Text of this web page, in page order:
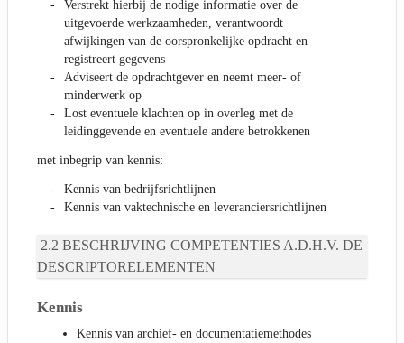
Verstrekt hierbij de nodige informatie over de
uitgevoerde werkzaamheden, verantwoordt
afwijkingen van de oorspronkelijke opdracht en
registreert gegevens
Adviseert de opdrachtgever en neemt meer- of
minderwerk op
Lost eventuele klachten op in overleg met de
leidinggevende en eventuele andere betrokkenen
met inbegrip van kennis:
Kennis van bedrijfsrichtlijnen
Kennis van vaktechnische en leveranciersrichtlijnen
BESCHRIJVING COMPETENTIES A.D.H.V. DE
DESCRIPTORELEMENTEN
Kennis
Kennis van archief- en documentatiemethodes